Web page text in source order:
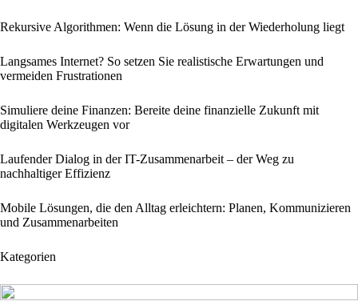
Rekursive Algorithmen: Wenn die Lösung in der Wiederholung liegt
Langsames Internet? So setzen Sie realistische Erwartungen und
vermeiden Frustrationen
Simuliere deine Finanzen: Bereite deine finanzielle Zukunft mit
digitalen Werkzeugen vor
Laufender Dialog in der IT-Zusammenarbeit – der Weg zu
nachhaltiger Effizienz
Mobile Lösungen, die den Alltag erleichtern: Planen, Kommunizieren
und Zusammenarbeiten
Kategorien